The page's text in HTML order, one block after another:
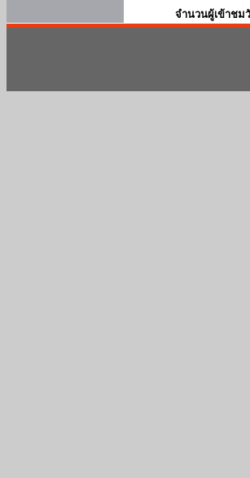
จำนวนผู้เข้าชม